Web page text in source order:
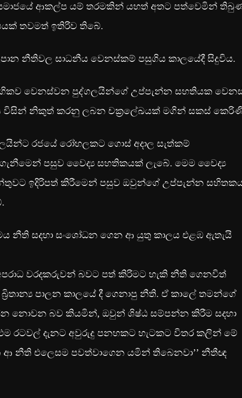
සමාජයේ ආකල්ප යම් තරමකින් යහත් අතට පත්වෙමින්
තවමත් ඉතිරිව තිබේ.
නීතිවල සාධනීය වෙනස්කම් පසුගිය කාලයේදී සිදුවිය.
වෙනස්වන පුද්ගලයින්ගේ උප්පැන්න සහතියක
විසින් නිකුත් කරනු ලබන චක‍්‍රලේඛයක් මගින් සකස්
රජයේ රෝහලකට ගොස් අදාල සැත්කම්
පසුව වෛද්‍ය සහතිකයක් ලැබේ. මෙම වෛද්‍ය
ඉදිරිපත් කිරීමෙන් පසුව ඔවුන්ගේ උප්පැන්න
නීති සදහා සංශෝධන ගෙන ආ යුතු කාලය එළඹ ඇතැයි
වරදකරුවන් බවට පත් කිරිමට හැකි නීති ගෙනවිත්
පාලන කාලයේ දී ගෙනාපු නීති. ඒ කාලේ තමන්ගේ
නොවන බව කියමින්, ඔවුන් ශිෂ්ඨ සම්පන්න කිරීම සදහා
රටවල් දැනට අවුරුදු පනහකට හැටකට විතර කලින් මේ
නීති එලෙසම පවත්වාගෙන යමින් තිබෙනවා’’ නීතීඥ